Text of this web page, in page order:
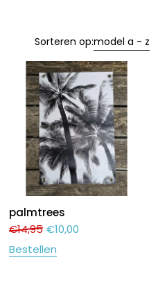
Sorteren op:model a - z
palmtrees
€14,95 €10,00
Bestellen